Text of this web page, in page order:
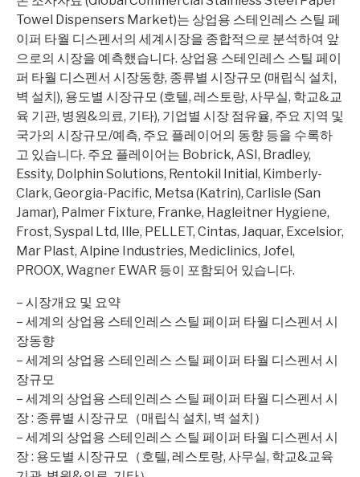
Towel Dispensers Market)는 상업용 스테인레스 스틸 페
이퍼 타월 디스펜서의 세계시장을 종합적으로 분석하여 앞
으로의 시장을 예측했습니다. 상업용 스테인레스 스틸 페이
퍼 타월 디스펜서 시장동향, 종류별 시장규모 (매립식 설치,
벽 설치), 용도별 시장규모 (호텔, 레스토랑, 사무실, 학교&교
육 기관, 병원&의료, 기타), 기업별 시장 점유율, 주요 지역 및
국가의 시장규모/예측, 주요 플레이어의 동향 등을 수록하
고 있습니다. 주요 플레이어는 Bobrick, ASI, Bradley,
Essity, Dolphin Solutions, Rentokil Initial, Kimberly-
Clark, Georgia-Pacific, Metsa (Katrin), Carlisle (San
Jamar), Palmer Fixture, Franke, Hagleitner Hygiene,
Frost, Syspal Ltd, Ille, PELLET, Cintas, Jaquar, Excelsior,
Mar Plast, Alpine Industries, Mediclinics, Jofel,
PROOX, Wagner EWAR 등이 포함되어 있습니다.
– 시장개요 및 요약
– 세계의 상업용 스테인레스 스틸 페이퍼 타월 디스펜서 시
장동향
– 세계의 상업용 스테인레스 스틸 페이퍼 타월 디스펜서 시
장규모
– 세계의 상업용 스테인레스 스틸 페이퍼 타월 디스펜서 시
장 : 종류별 시장규모（매립식 설치, 벽 설치）
– 세계의 상업용 스테인레스 스틸 페이퍼 타월 디스펜서 시
장 : 용도별 시장규모（호텔, 레스토랑, 사무실, 학교&교육